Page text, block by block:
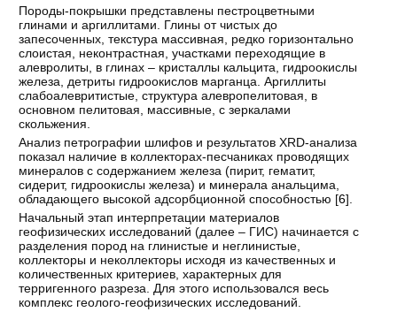
Породы-покрышки представлены пестроцветными
глинами и аргиллитами. Глины от чистых до
запесоченных, текстура массивная, редко горизонтально
слоистая, неконтрастная, участками переходящие в
алевролиты, в глинах – кристаллы кальцита, гидроокислы
железа, детриты гидроокислов марганца. Аргиллиты
слабоалевритистые, структура алевропелитовая, в
основном пелитовая, массивные, с зеркалами
скольжения.
Анализ петрографии шлифов и результатов XRD-анализа
показал наличие в коллекторах-песчаниках проводящих
минералов с содержанием железа (пирит, гематит,
сидерит, гидроокислы железа) и минерала анальцима,
обладающего высокой адсорбционной способностью [6].
Начальный этап интерпретации материалов
геофизических исследований (далее – ГИС) начинается с
разделения пород на глинистые и неглинистые,
коллекторы и неколлекторы исходя из качественных и
количественных критериев, характерных для
терригенного разреза. Для этого использовался весь
комплекс геолого-геофизических исследований.